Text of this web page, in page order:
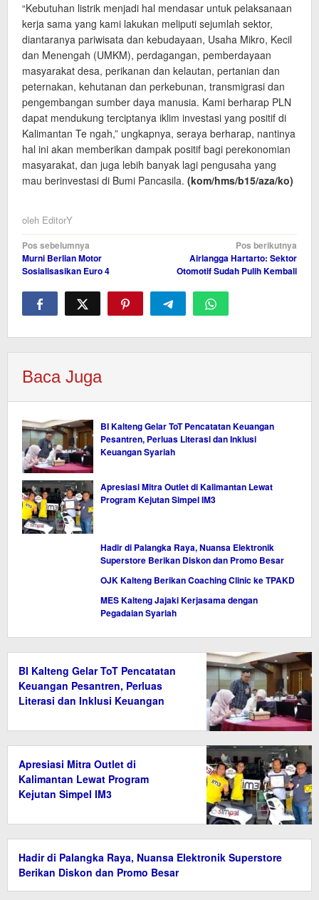
“Kebutuhan listrik menjadi hal mendasar untuk pelaksanaan
kerja sama yang kami lakukan meliputi sejumlah sektor,
diantaranya pariwisata dan kebudayaan, Usaha Mikro, Kecil
dan Menengah (UMKM), perdagangan, pemberdayaan
masyarakat desa, perikanan dan kelautan, pertanian dan
peternakan, kehutanan dan perkebunan, transmigrasi dan
pengembangan sumber daya manusia. Kami berharap PLN
dapat mendukung terciptanya iklim investasi yang positif di
Kalimantan Te ngah,” ungkapnya, seraya berharap, nantinya
hal ini akan memberikan dampak positif bagi perekonomian
masyarakat, dan juga lebih banyak lagi pengusaha yang
mau berinvestasi di Bumi Pancasila. (kom/hms/b15/aza/ko)
oleh EditorY
Navigasi
pos
Pos sebelumnya
Murni Berlian Motor
Sosialisasikan Euro 4
Pos berikutnya
Airlangga Hartarto: Sektor
Otomotif Sudah Pulih Kembali
Baca Juga
BI Kalteng Gelar ToT Pencatatan Keuangan
Pesantren, Perluas Literasi dan Inklusi
Keuangan Syariah
Apresiasi Mitra Outlet di Kalimantan Lewat
Program Kejutan Simpel IM3
Hadir di Palangka Raya, Nuansa Elektronik
Superstore Berikan Diskon dan Promo Besar
OJK Kalteng Berikan Coaching Clinic ke TPAKD
MES Kalteng Jajaki Kerjasama dengan
Pegadaian Syariah
BI Kalteng Gelar ToT Pencatatan
Keuangan Pesantren, Perluas
Literasi dan Inklusi Keuangan
Apresiasi Mitra Outlet di
Kalimantan Lewat Program
Kejutan Simpel IM3
Hadir di Palangka Raya, Nuansa Elektronik Superstore
Berikan Diskon dan Promo Besar